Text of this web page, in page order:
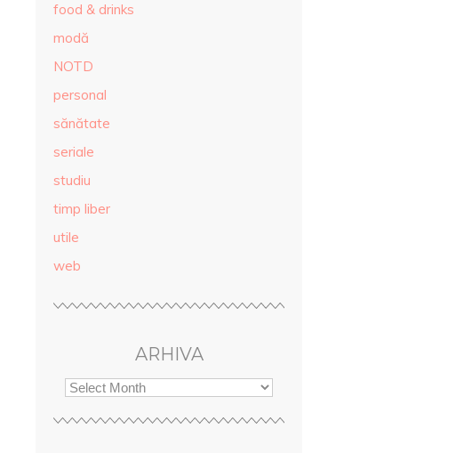
food & drinks
modă
NOTD
personal
sănătate
seriale
studiu
timp liber
utile
web
ARHIVA